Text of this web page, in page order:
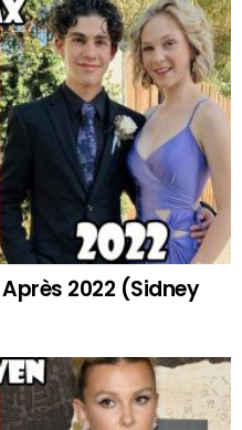
2022 (Sidney